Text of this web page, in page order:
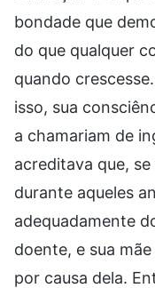
bondade que
do que qualquer
quando
isso, sua
a chamariam de
acreditava que,
durante aqueles
adequadamente
doente, e sua
por causa dela.